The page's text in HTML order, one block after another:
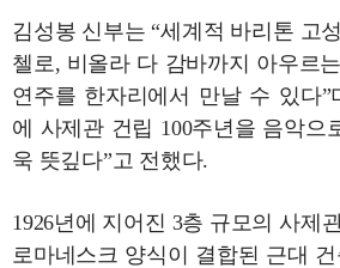
김성봉 신부는 “세계적 바리톤 고
첼로, 비올라 다 감바까지 아우르
연주를 한자리에서 만날 수 있다”
에 사제관 건립 100주년을 음악으
욱 뜻깊다”고 전했다.
1926년에 지어진 3층 규모의 사제
로마네스크 양식이 결합된 근대 건